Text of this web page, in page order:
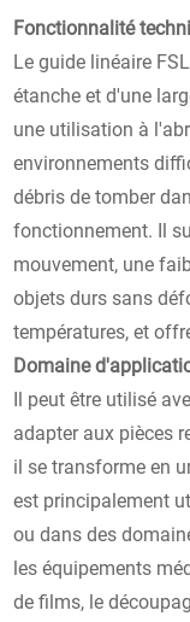
Fonctionnalité
Le guide linéaire
étanche et d'une
une utilisation à
environnements
débris de tomber
fonctionnement. Il
mouvement, une
objets durs sans
températures, et
Domaine
Il peut être utilisé
adapter aux pièces
il se transforme en
est principalement
ou dans des
les équipements
de films, le